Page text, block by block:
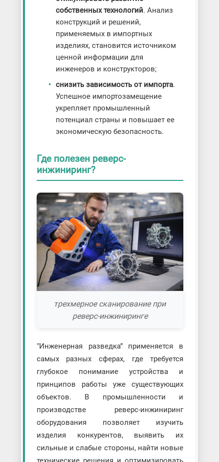
собственных технологий. Анализ
конструкций и решений,
применяемых в импортных
изделиях, становится источником
ценной информации для
инженеров и конструкторов;
снизить зависимость от импорта.
Успешное импортозамещение
укрепляет промышленный
потенциал страны и повышает ее
экономическую безопасность.
Где полезен реверс-
инжиниринг?
трехмерное сканирование при
реверс-инжиниринге
“Инженерная разведка” применяется в
самых разных сферах, где требуется
глубокое понимание устройства и
принципов работы уже существующих
объектов. В промышленности и
производстве реверс-инжиниринг
оборудования позволяет изучить
изделия конкурентов, выявить их
сильные и слабые стороны, найти новые